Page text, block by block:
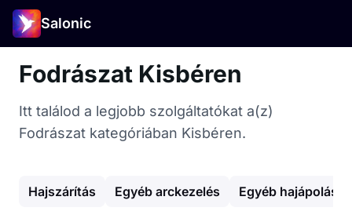
Salonic
Fodrászat Kisbéren
Itt találod a legjobb szolgáltatókat a(z)
Fodrászat kategóriában Kisbéren.
Hajszárítás Egyéb arckezelés Egyéb hajápolás